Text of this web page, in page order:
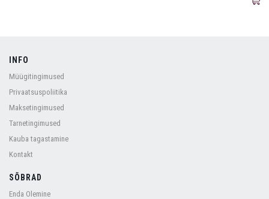
INFO
Müügitingimused
Privaatsuspoliitika
Maksetingimused
Tarnetingimused
Kauba tagastamine
Kontakt
SÕBRAD
Enda Olemine